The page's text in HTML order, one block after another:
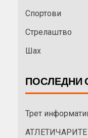
Спортови
Стрелаштво
Шах
ПОСЛЕДНИ
Трет